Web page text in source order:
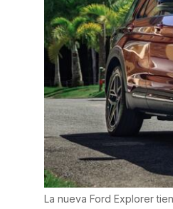
La nueva Ford Explorer